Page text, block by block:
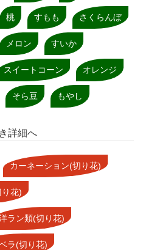
桃 すもも さくらんぼ
メロン すいか
スイートコーン オレンジ
そら豆 もやし
詳細へ
カーネーション(切り花)
り花)
ラン類(切り花)
ラ(切り花)